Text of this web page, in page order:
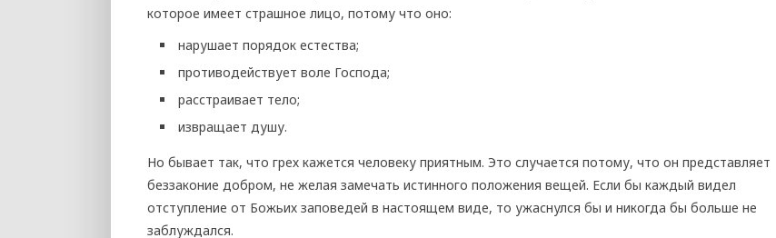
которое имеет страшное лицо, потому что оно:
нарушает порядок естества;
противодействует воле Господа;
расстраивает тело;
извращает душу.
Но бывает так, что грех кажется человеку приятным. Это случается потому, что он представляет
беззаконие добром, не желая замечать истинного положения вещей. Если бы каждый видел
отступление от Божьих заповедей в настоящем виде, то ужаснулся бы и никогда бы больше не
заблуждался.